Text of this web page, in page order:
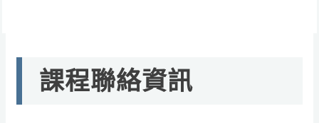
課程聯絡資訊